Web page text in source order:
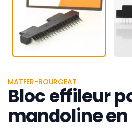
MATFER-BOURGEAT
Bloc effileur
mandoline